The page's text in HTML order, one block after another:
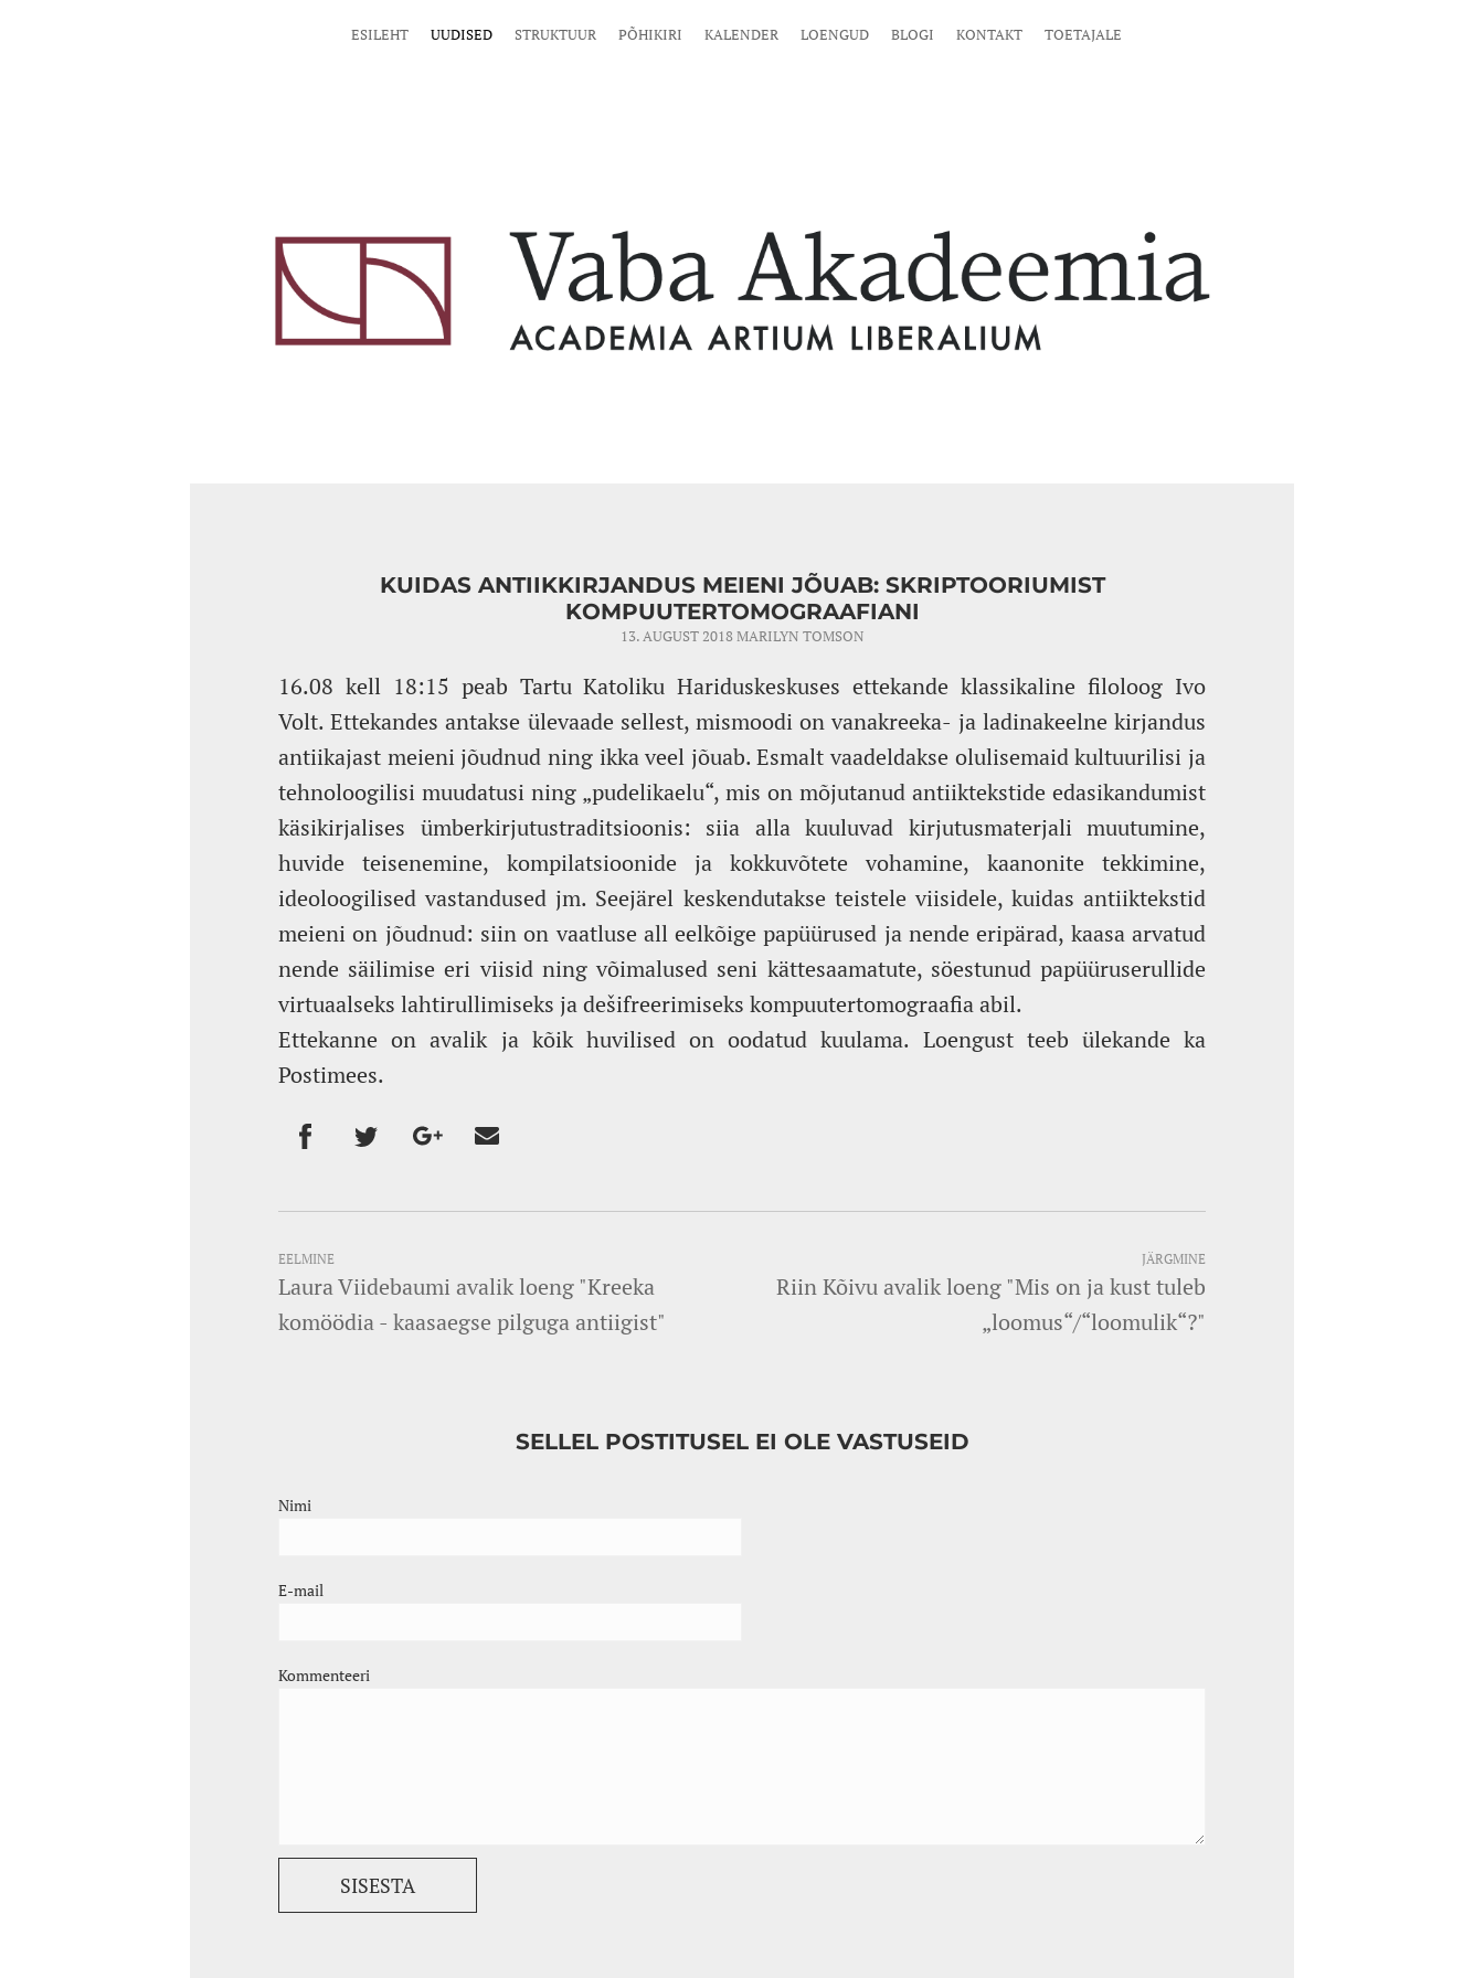
ESILEHT UUDISED STRUKTUUR PÕHIKIRI KALENDER LOENGUD BLOGI KONTAKT TOETAJALE
KUIDAS ANTIIKKIRJANDUS MEIENI JÕUAB: SKRIPTOORIUMIST
KOMPUUTERTOMOGRAAFIANI
13. AUGUST 2018MARILYN TOMSON
16.08 kell 18:15 peab Tartu Katoliku Hariduskeskuses ettekande klassikaline filoloog Ivo
Volt. Ettekandes antakse ülevaade sellest, mismoodi on vanakreeka- ja ladinakeelne kirjandus
antiikajast meieni jõudnud ning ikka veel jõuab. Esmalt vaadeldakse olulisemaid kultuurilisi ja
tehnoloogilisi muudatusi ning „pudelikaelu“, mis on mõjutanud antiiktekstide edasikandumist
käsikirjalises ümberkirjutustraditsioonis: siia alla kuuluvad kirjutusmaterjali muutumine,
huvide teisenemine, kompilatsioonide ja kokkuvõtete vohamine, kaanonite tekkimine,
ideoloogilised vastandused jm. Seejärel keskendutakse teistele viisidele, kuidas antiiktekstid
meieni on jõudnud: siin on vaatluse all eelkõige papüürused ja nende eripärad, kaasa arvatud
nende säilimise eri viisid ning võimalused seni kättesaamatute, söestunud papüüruserullide
virtuaalseks lahtirullimiseks ja dešifreerimiseks kompuutertomograafia abil.
Ettekanne on avalik ja kõik huvilised on oodatud kuulama. Loengust teeb ülekande ka
Postimees.
EELMINE
Laura Viidebaumi avalik loeng "Kreeka
komöödia - kaasaegse pilguga antiigist"
JÄRGMINE
Riin Kõivu avalik loeng "Mis on ja kust tuleb
„loomus“/“loomulik“?"
SELLEL POSTITUSEL EI OLE VASTUSEID
Nimi
E-mail
Kommenteeri